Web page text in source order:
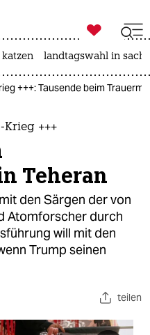

taz zahl ich
katzen landtagswahl in
+++: Tausende beim
+++
Teheran
den Särgen der von
Atomforscher durch
will mit den
Trump seinen
teilen